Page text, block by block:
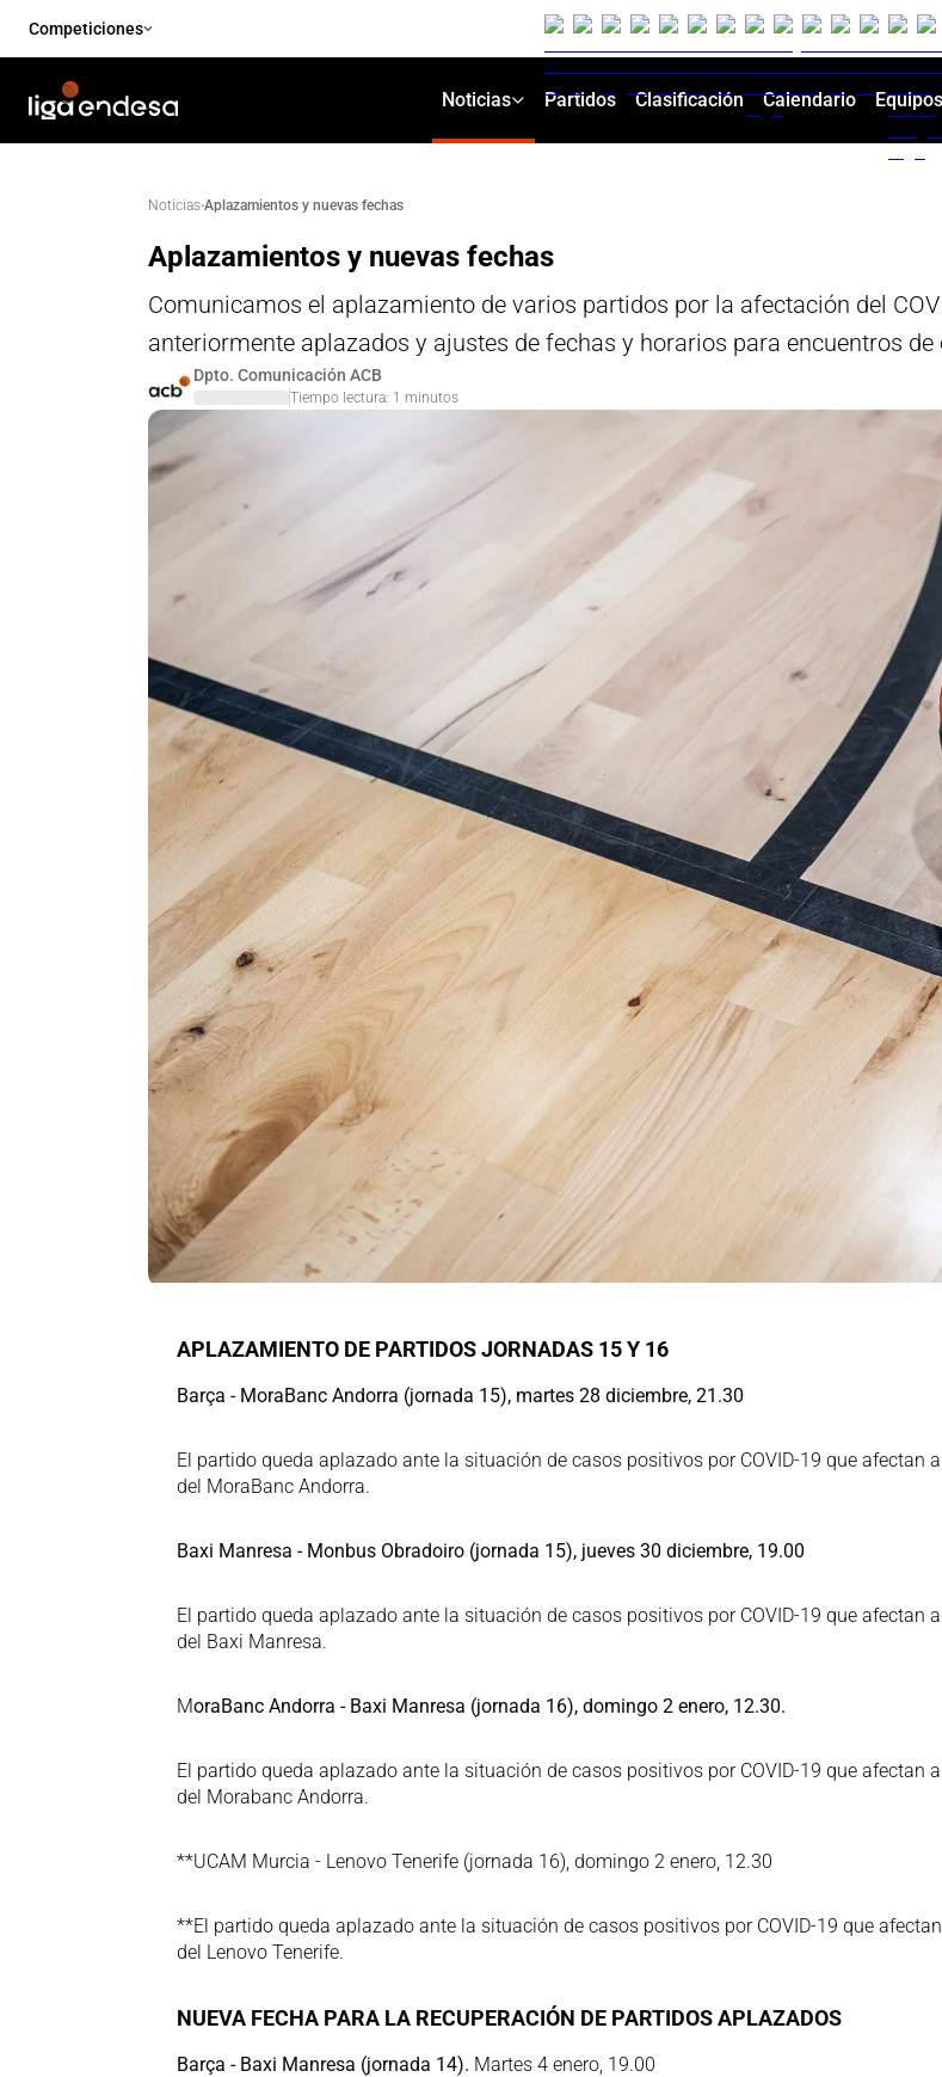
Competiciones
Noticias Partidos Clasificación Calendario Equipos
Noticias·Aplazamientos y nuevas fechas
Aplazamientos y nuevas fechas
Comunicamos el aplazamiento de varios partidos por la afectación del
anteriormente aplazados y ajustes de fechas y horarios para encuentros
Dpto. Comunicación ACB
Tiempo lectura: 1 minutos
APLAZAMIENTO DE PARTIDOS JORNADAS 15 Y 16
Barça - MoraBanc Andorra (jornada 15), martes 28 diciembre, 21.30
El partido queda aplazado ante la situación de casos positivos por COVID-19 que afectan
del MoraBanc Andorra.
Baxi Manresa - Monbus Obradoiro (jornada 15), jueves 30 diciembre, 19.00
El partido queda aplazado ante la situación de casos positivos por COVID-19 que afectan
del Baxi Manresa.
MoraBanc Andorra - Baxi Manresa (jornada 16), domingo 2 enero, 12.30.
El partido queda aplazado ante la situación de casos positivos por COVID-19 que afectan
del Morabanc Andorra.
**UCAM Murcia - Lenovo Tenerife (jornada 16), domingo 2 enero, 12.30
**El partido queda aplazado ante la situación de casos positivos por COVID-19 que
del Lenovo Tenerife.
NUEVA FECHA PARA LA RECUPERACIÓN DE PARTIDOS APLAZADOS
Barça - Baxi Manresa (jornada 14). Martes 4 enero, 19.00